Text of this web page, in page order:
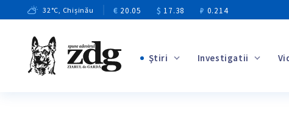
32°C, Chișinău € 20.05 $ 17.38 ₽ 0.214
Ştiri Investigatii